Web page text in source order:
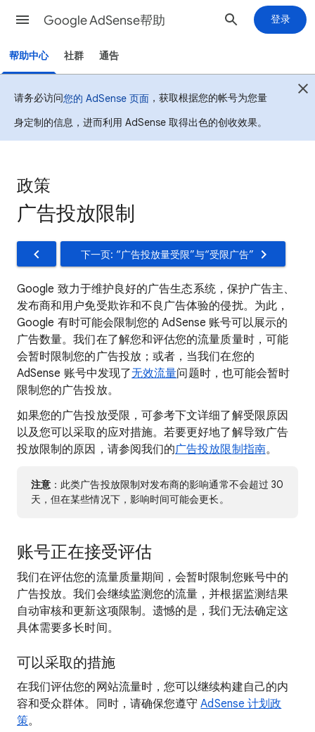
Google AdSense帮助 登录
帮助中心 社群 通告
请务必访问您的 AdSense 页面 ，获取根据您的帐号为您量
身定制的信息，进而利用 AdSense 取得出色的创收效果。
政策
广告投放限制
下一页: “广告投放量受限”与“受限广告”
Google 致力于维护良好的广告生态系统，保护广告主、
发布商和用户免受欺诈和不良广告体验的侵扰。为此，
Google 有时可能会限制您的 AdSense 账号可以展示的
广告数量。我们在了解您和评估您的流量质量时，可能
会暂时限制您的广告投放；或者，当我们在您的
AdSense 账号中发现了无效流量问题时，也可能会暂时
限制您的广告投放。
如果您的广告投放受限，可参考下文详细了解受限原因
以及您可以采取的应对措施。若要更好地了解导致广告
投放限制的原因，请参阅我们的广告投放限制指南。
注意 ：此类广告投放限制对发布商的影响通常不会超过 30
天，但在某些情况下，影响时间可能会更长。
账号正在接受评估
我们在评估您的流量质量期间，会暂时限制您账号中的
广告投放。我们会继续监测您的流量，并根据监测结果
自动审核和更新这项限制。遗憾的是，我们无法确定这
具体需要多长时间。
可以采取的措施
在我们评估您的网站流量时，您可以继续构建自己的内
容和受众群体。同时，请确保您遵守AdSense 计划政
策。